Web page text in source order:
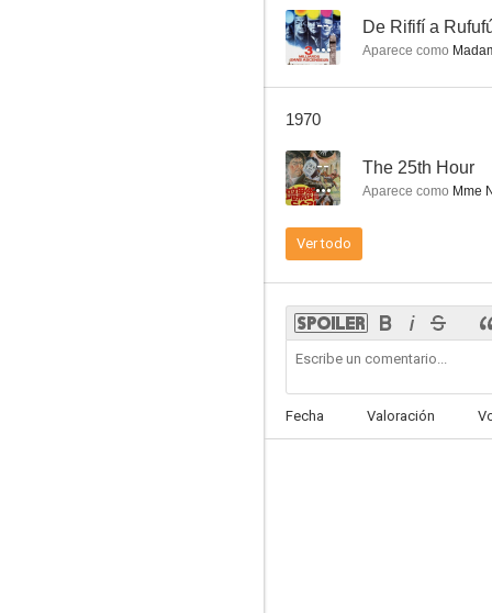
--
Aparece como
1970
-- The 25th Hour
Aparece como Mme
Ver todo
Fecha Valoración